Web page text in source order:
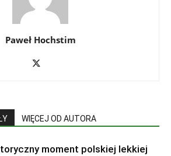
Paweł Hochstim
WIĘCEJ OD AUTORA
moment polskiej lekkiej